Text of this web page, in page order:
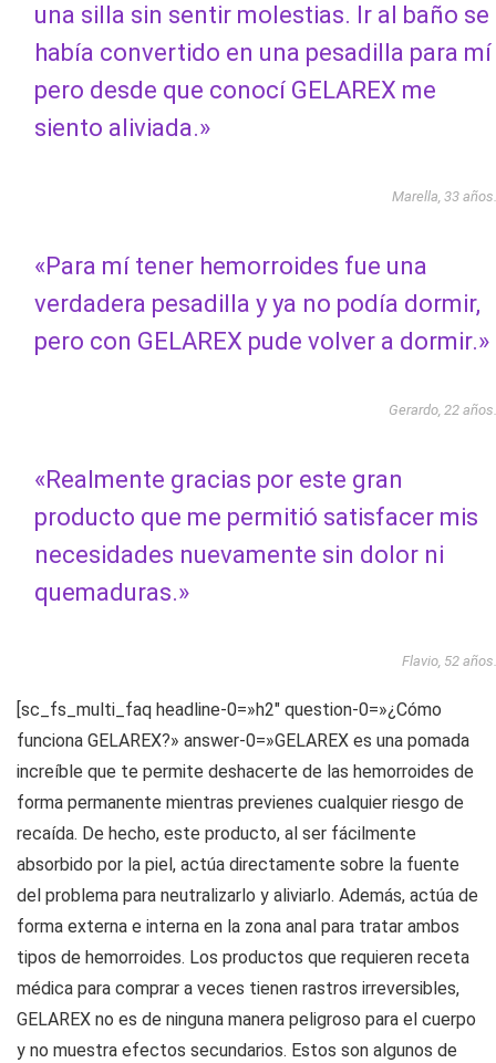
una silla sin sentir molestias. Ir al baño se
había convertido en una pesadilla para mí
pero desde que conocí GELAREX me
siento aliviada.»
Marella, 33 años.
«Para mí tener hemorroides fue una
verdadera pesadilla y ya no podía dormir,
pero con GELAREX pude volver a dormir.»
Gerardo, 22 años.
«Realmente gracias por este gran
producto que me permitió satisfacer mis
necesidades nuevamente sin dolor ni
quemaduras.»
Flavio, 52 años.
[sc_fs_multi_faq headline-0=»h2″ question-0=»¿Cómo
funciona GELAREX?» answer-0=»GELAREX es una pomada
increíble que te permite deshacerte de las hemorroides de
forma permanente mientras previenes cualquier riesgo de
recaída. De hecho, este producto, al ser fácilmente
absorbido por la piel, actúa directamente sobre la fuente
del problema para neutralizarlo y aliviarlo. Además, actúa de
forma externa e interna en la zona anal para tratar ambos
tipos de hemorroides. Los productos que requieren receta
médica para comprar a veces tienen rastros irreversibles,
GELAREX no es de ninguna manera peligroso para el cuerpo
y no muestra efectos secundarios. Estos son algunos de